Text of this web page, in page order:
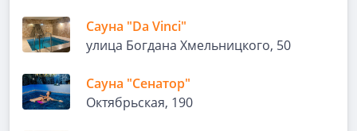
Сауна "Da Vinci"
улица Богдана Хмельницкого, 50
Сауна "Сенатор"
Октябрьская, 190